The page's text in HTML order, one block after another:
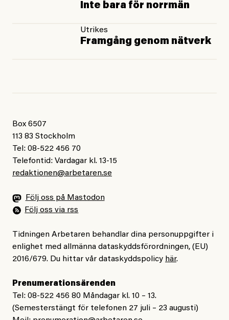
Inte bara för norrmän
Utrikes
Framgång genom nätverk
Box 6507
113 83 Stockholm
Tel: 08-522 456 70
Telefontid: Vardagar kl. 13-15
redaktionen@arbetaren.se
Följ oss på Mastodon
Följ oss via rss
Tidningen Arbetaren behandlar dina personuppgifter i
enlighet med allmänna dataskyddsförordningen, (EU)
2016/679. Du hittar vår dataskyddspolicy här.
Prenumerationsärenden
Tel: 08-522 456 80 Måndagar kl. 10 – 13.
(Semesterstängt för telefonen 27 juli – 23 augusti)